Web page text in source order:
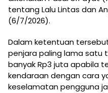
tentang Lalu Lintas dan
(6/7/2026).
Dalam ketentuan
penjara paling lama satu
banyak Rp3 juta apabila
kendaraan dengan cara
keselamatan pengguna